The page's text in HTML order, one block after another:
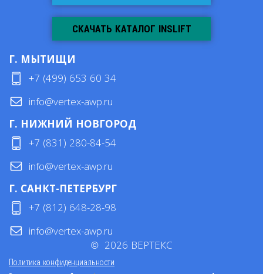
СКАЧАТЬ КАТАЛОГ INSLIFT
Г. МЫТИЩИ
+7 (499) 653 60 34
info@vertex-awp.ru
Г. НИЖНИЙ НОВГОРОД
+7 (831) 280-84-54
info@vertex-awp.ru
Г. САНКТ-ПЕТЕРБУРГ
+7 (812) 648-28-98
info@vertex-awp.ru
Политика конфиденциальности
© 2026 ВЕРТЕКС